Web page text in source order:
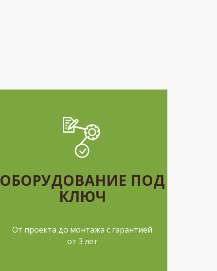
ОБОРУДОВАНИЕ ПОД
КЛЮЧ
От проекта до монтажа с гарантией
от 3 лет